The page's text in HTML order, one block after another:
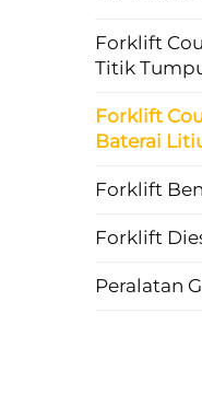
Forklift
Titik
Forklift
Baterai
Forklift
Forklift
Peralatan